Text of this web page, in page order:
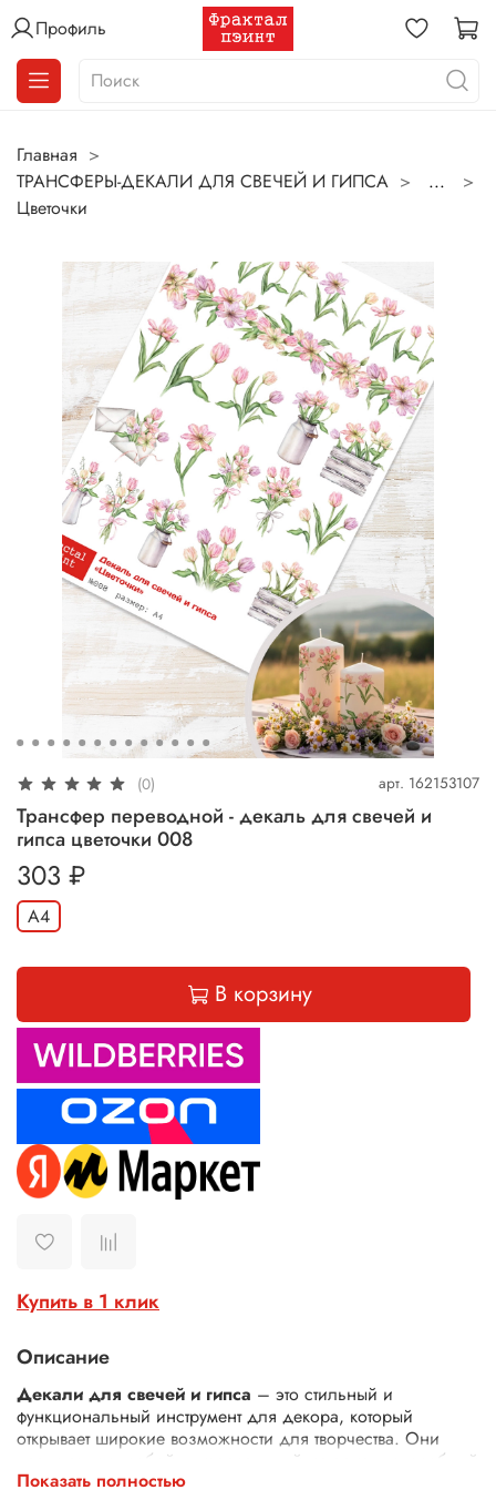
Профиль
Главная
ТРАНСФЕРЫ-ДЕКАЛИ ДЛЯ СВЕЧЕЙ И ГИПСА
...
Цветочки
(0) арт. 162153107
Трансфер переводной - декаль для свечей и
гипса цветочки 008
303 ₽
А4
В корзину
Купить в 1 клик
Описание
Декали для свечей и гипса – это стильный и
функциональный инструмент для декора, который
открывает широкие возможности для творчества. Они
представляют собой универсальный материал, способный
преобразить не только свечи и гипсовые изделия, но и
Показать полностью